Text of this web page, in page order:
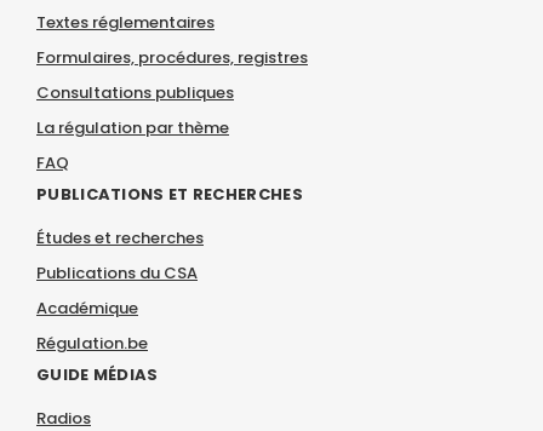
Textes réglementaires
Formulaires, procédures, registres
Consultations publiques
La régulation par thème
FAQ
PUBLICATIONS ET RECHERCHES
Études et recherches
Publications du CSA
Académique
Régulation.be
GUIDE MÉDIAS
Radios